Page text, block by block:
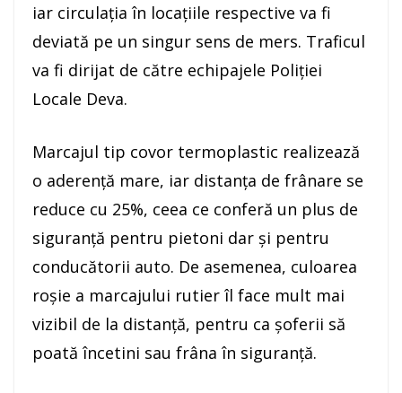
iar circulația în locațiile respective va fi
deviată pe un singur sens de mers. Traficul
va fi dirijat de către echipajele Poliției
Locale Deva.
Marcajul tip covor termoplastic realizează
o aderență mare, iar distanța de frânare se
reduce cu 25%, ceea ce conferă un plus de
siguranță pentru pietoni dar și pentru
conducătorii auto. De asemenea, culoarea
roșie a marcajului rutier îl face mult mai
vizibil de la distanță, pentru ca șoferii să
poată încetini sau frâna în siguranță.